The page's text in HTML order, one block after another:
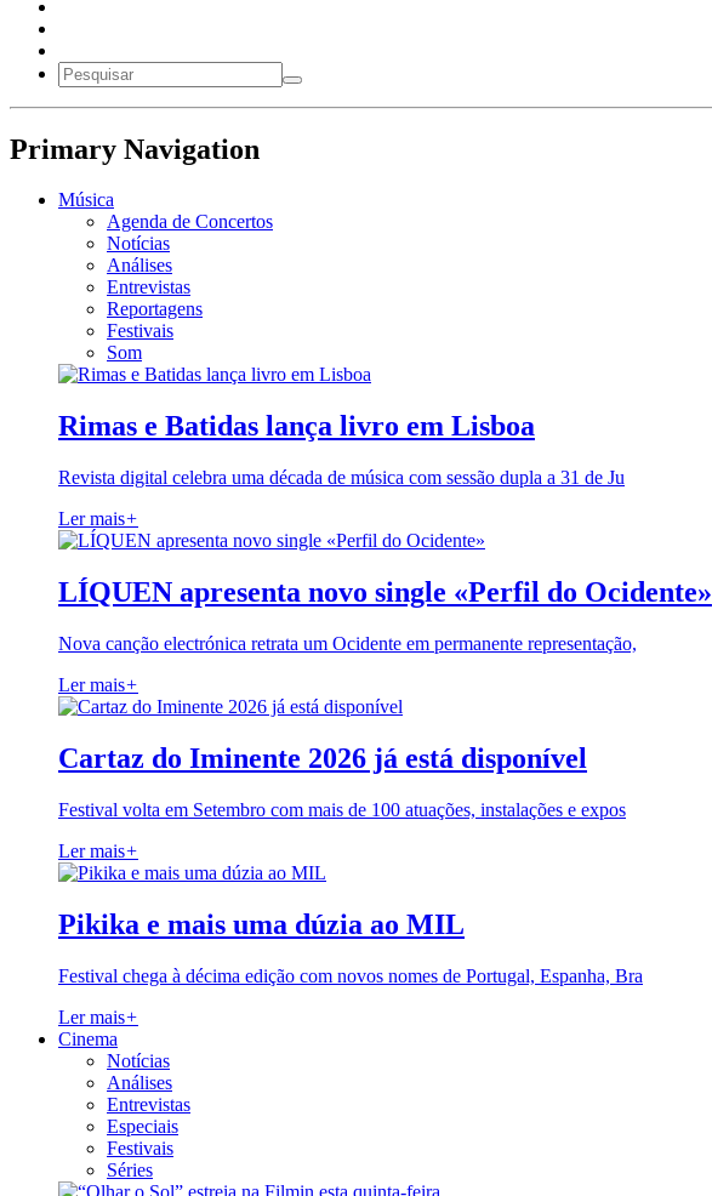
Primary Navigation
Música
Agenda de Concertos
Notícias
Análises
Entrevistas
Reportagens
Festivais
Som
Rimas e Batidas lança livro em Lisboa
Revista digital celebra uma década de música com sessão dupla a 31 de Ju
Ler mais+
LÍQUEN apresenta novo single «Perfil do Ocidente»
Nova canção electrónica retrata um Ocidente em permanente representação,
Ler mais+
Cartaz do Iminente 2026 já está disponível
Festival volta em Setembro com mais de 100 atuações, instalações e expos
Ler mais+
Pikika e mais uma dúzia ao MIL
Festival chega à décima edição com novos nomes de Portugal, Espanha, Bra
Ler mais+
Cinema
Notícias
Análises
Entrevistas
Especiais
Festivais
Séries